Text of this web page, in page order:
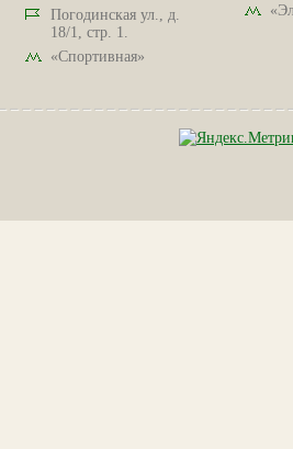
Погодинская ул., д.
18/1, стр. 1.
«Спортивная»